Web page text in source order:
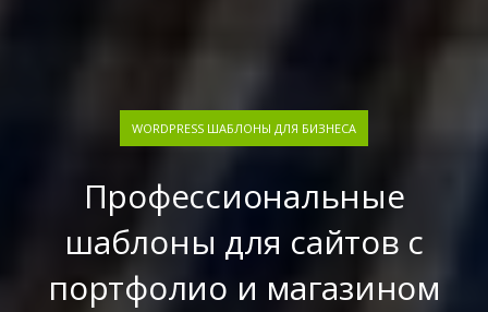
WORDPRESS ШАБЛОНЫ ДЛЯ БИЗНЕСА
Профессиональные
шаблоны для сайтов с
портфолио и магазином